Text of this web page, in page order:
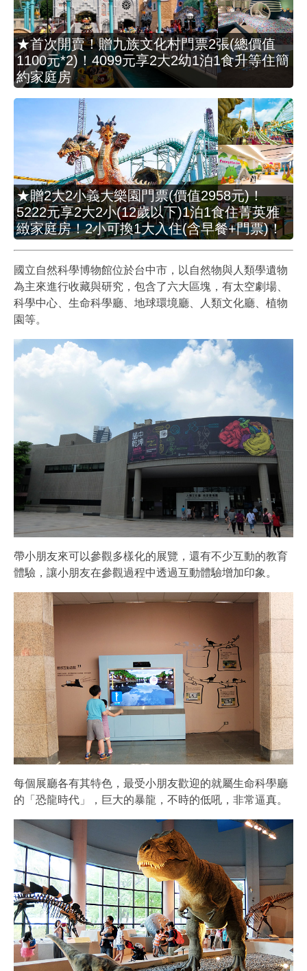
★首次開賣！贈九族文化村門票2張(總價值
1100元*2)！4099元享2大2幼1泊1食升等住簡
約家庭房
★贈2大2小義大樂園門票(價值2958元)！
5222元享2大2小(12歲以下)1泊1食住菁英雅
緻家庭房！2小可換1大入住(含早餐+門票)！
國立自然科學博物館位於台中市，以自然物與人類學遺物
為主來進行收藏與研究，包含了六大區塊，有太空劇場、
科學中心、生命科學廳、地球環境廳、人類文化廳、植物
園等。
帶小朋友來可以參觀多樣化的展覽，還有不少互動的教育
體驗，讓小朋友在參觀過程中透過互動體驗增加印象。
每個展廳各有其特色，最受小朋友歡迎的就屬生命科學廳
的「恐龍時代」，巨大的暴龍，不時的低吼，非常逼真。